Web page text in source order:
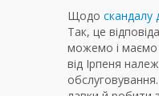
Щодо скандалу
Так, це
можемо і маємо
від Ірпеня